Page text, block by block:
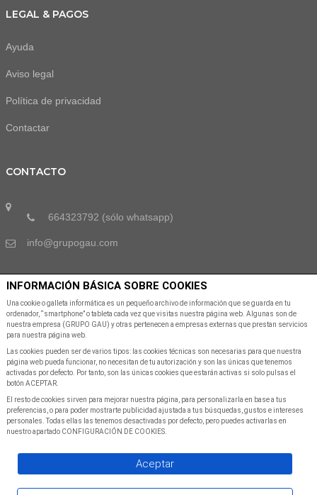
LEGAL & PAGOS
Ayuda
Aviso legal
Política de privacidad
Contactar
CONTACTO
664323792 (sólo whatsapp)
info@grupogau.com
Suscribete a nuestra Newsletter para recibir las últimas noticias y ofertas
SUSCRIBIR A NEWSLETTER
INFORMACIÓN BÁSICA SOBRE COOKIES
Una cookie o galleta informática es un pequeño archivo de información que se guarda en tu
ordenador, “smartphone” o tableta cada vez que visitas nuestra página web. Algunas son de
nuestra empresa (GRUPO GAU) y otras pertenecen a empresas externas que prestan servicios
para nuestra página web.
Las cookies pueden ser de varios tipos: las cookies técnicas son necesarias para que nuestra
página web pueda funcionar, no necesitan de tu autorización y son las únicas que tenemos
activadas por defecto. Por tanto, son las únicas cookies que estarán activas si solo pulsas el
botón ACEPTAR.
El resto de cookies sirven para mejorar nuestra página, para personalizarla en base a tus
preferencias, o para poder mostrarte publicidad ajustada a tus búsquedas, gustos e intereses
personales. Todas ellas las tenemos desactivadas por defecto, pero puedes activarlas en
nuestro apartado CONFIGURACIÓN DE COOKIES.
Aceptar